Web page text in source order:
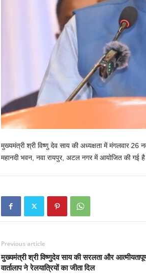
मुख्यमंत्री श्री विष्णु देव साय की अध्यक्षता में मंगलवार
महानदी भवन, नवा रायपुर, अटल नगर में आयोजित की गई
Previous article
मुख्यमंत्री श्री विष्णुदेव साय की सरलता और
वार्तालाप ने रेलयात्रियों का जीता दिल